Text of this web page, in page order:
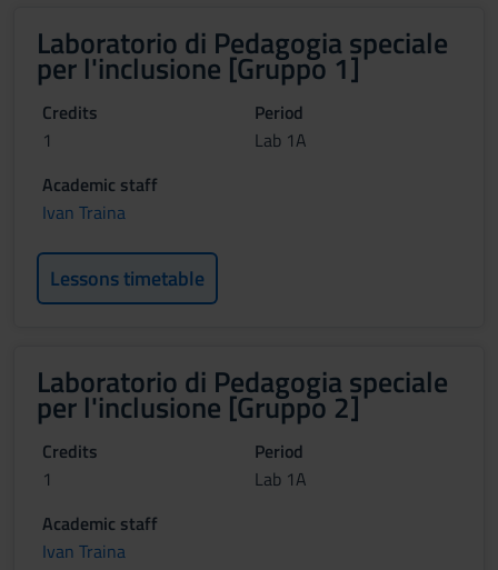
Laboratorio di Pedagogia speciale
per l'inclusione [Gruppo 1]
Credits
1
Period
Lab 1A
Academic staff
Ivan Traina
Lessons timetable
Laboratorio di Pedagogia speciale
per l'inclusione [Gruppo 2]
Credits
1
Period
Lab 1A
Academic staff
Ivan Traina